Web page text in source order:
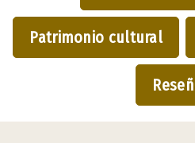
Patrimonio cultural